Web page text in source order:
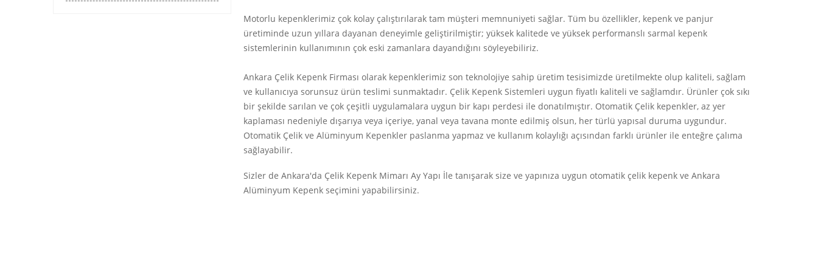
Motorlu kepenklerimiz çok kolay çalıştırılarak tam müşteri memnuniyeti sağlar. Tüm bu özellikler, kepenk ve panjur
üretiminde uzun yıllara dayanan deneyimle geliştirilmiştir; yüksek kalitede ve yüksek performanslı sarmal kepenk
sistemlerinin kullanımının çok eski zamanlara dayandığını söyleyebiliriz.
Ankara Çelik Kepenk Firması olarak kepenklerimiz son teknolojiye sahip üretim tesisimizde üretilmekte olup kaliteli, sağlam
ve kullanıcıya sorunsuz ürün teslimi sunmaktadır. Çelik Kepenk Sistemleri uygun fiyatlı kaliteli ve sağlamdır. Ürünler çok sıkı
bir şekilde sarılan ve çok çeşitli uygulamalara uygun bir kapı perdesi ile donatılmıştır. Otomatik Çelik kepenkler, az yer
kaplaması nedeniyle dışarıya veya içeriye, yanal veya tavana monte edilmiş olsun, her türlü yapısal duruma uygundur.
Otomatik Çelik ve Alüminyum Kepenkler paslanma yapmaz ve kullanım kolaylığı açısından farklı ürünler ile enteğre çalıma
sağlayabilir.
Sizler de Ankara'da Çelik Kepenk Mimarı Ay Yapı İle tanışarak size ve yapınıza uygun otomatik çelik kepenk ve Ankara
Alüminyum Kepenk seçimini yapabilirsiniz.